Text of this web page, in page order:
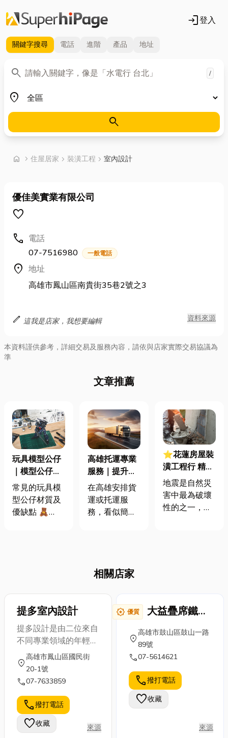
login登入
關鍵字搜尋 電話 進階 產品 地址
search
關鍵字 /
place
地區
search
home chevron_right 首頁
住屋居家 chevron_right 裝潢工程 chevron_right 室內設計
優佳美實業有限公司
favorite
call 電話
07-7516980
一般電話
location_on 地址
高雄市鳳山區南貴街35巷2號之3
edit 這我是店家，我想要編輯 資料來源
本資料謹供參考，詳細交易及服務內容，請依與店家實際交易協議為
準
文章推薦
玩具模型公仔
｜模型公仔的
材質及新手收
藏指南
常見的玩具模
型公仔材質及
優缺點 🧸
黏黏膩感、高
溫容易變形。
🧸ABS（工程
塑膠） 優點：
適合做骨架及
關節部位、硬
度高耐衝擊。
缺點：細節不
如PV...
高雄托運專業
服務｜提升運
輸效率又能彈
性控管預算的
最佳選擇
在高雄安排貨
運或托運服
務，看似簡
尺寸，到是否
型、是否要即
日配送、是否
需要額外搬
運，都會影響
最終的托運方
式與成本。尤
其是常見的 高
雄雜貨托運、
運、高雄貨運
運 等需...
⭐花蓮房屋裝
潢工程行 精選
10大花蓮房屋
裝潢工程行！
震後房子出現
地震是自然災
害中最為破壞
性的之一，它
生後，房屋的
安全性成為人
們最關注的焦
物可能會因地
種不同程度的
損壞，需要進
行修復和檢
相關店家
提多室內設計
提多設計是由二位來自
不同專業領域的年輕
人，於2012年一起成
立的設計公司，提供室
內設計與網頁設計服
的房屋空間，或是虛擬
世界的網路空間，我們
都希望客戶可以放心交
location_on
高雄市鳳山區國民街
20-1號
call07-7633859
call撥打電話
favorite收藏 來源
award_star 優質
大益疊席鐵床
家具商行
location_on
高雄市鼓山區鼓山一路
89號
call07-5614621
call撥打電話
favorite收藏
來源